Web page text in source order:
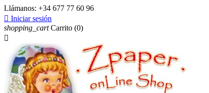
Llámanos: +34 677 77 60 96
 Iniciar sesión
shopping_cart Carrito (0)
